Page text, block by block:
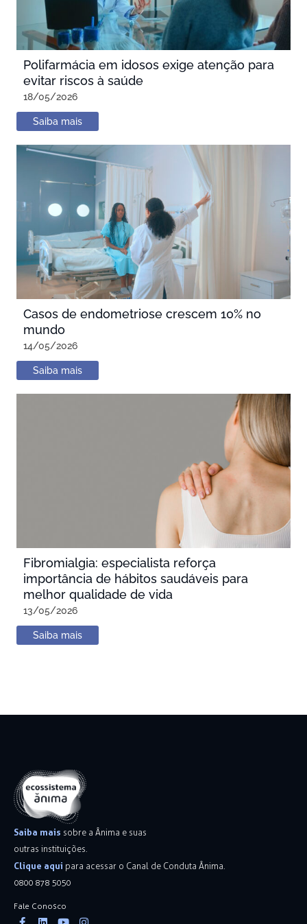
Polifarmácia em idosos exige atenção para
evitar riscos à saúde
18/05/2026
Saiba mais
Casos de endometriose crescem 10% no
mundo
14/05/2026
Saiba mais
Fibromialgia: especialista reforça
importância de hábitos saudáveis para
melhor qualidade de vida
13/05/2026
Saiba mais
Saiba mais sobre a Ânima e suas
outras instituições.
Clique aqui para acessar o Canal de Conduta Ânima.
0800 878 5050
Fale Conosco
Facebook-
Linkedin
YoutubeInstagram